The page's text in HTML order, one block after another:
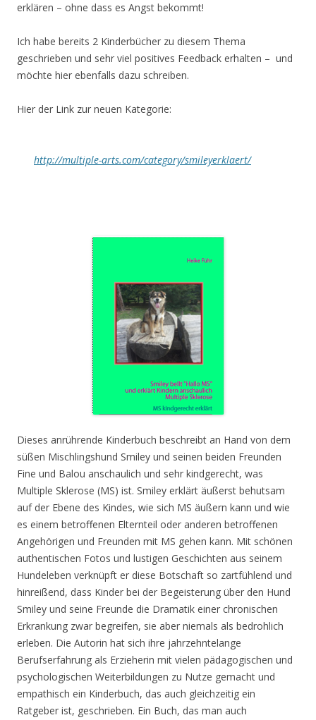
erklären – ohne dass es Angst bekommt!
Ich habe bereits 2 Kinderbücher zu diesem Thema
geschrieben und sehr viel positives Feedback erhalten – und
möchte hier ebenfalls dazu schreiben.
Hier der Link zur neuen Kategorie:
http://multiple-arts.com/category/smileyerklaert/
Dieses anrührende Kinderbuch beschreibt an Hand von dem
süßen Mischlingshund Smiley und seinen beiden Freunden
Fine und Balou anschaulich und sehr kindgerecht, was
Multiple Sklerose (MS) ist. Smiley erklärt äußerst behutsam
auf der Ebene des Kindes, wie sich MS äußern kann und wie
es einem betroffenen Elternteil oder anderen betroffenen
Angehörigen und Freunden mit MS gehen kann. Mit schönen
authentischen Fotos und lustigen Geschichten aus seinem
Hundeleben verknüpft er diese Botschaft so zartfühlend und
hinreißend, dass Kinder bei der Begeisterung über den Hund
Smiley und seine Freunde die Dramatik einer chronischen
Erkrankung zwar begreifen, sie aber niemals als bedrohlich
erleben. Die Autorin hat sich ihre jahrzehntelange
Berufserfahrung als Erzieherin mit vielen pädagogischen und
psychologischen Weiterbildungen zu Nutze gemacht und
empathisch ein Kinderbuch, das auch gleichzeitig ein
Ratgeber ist, geschrieben. Ein Buch, das man auch